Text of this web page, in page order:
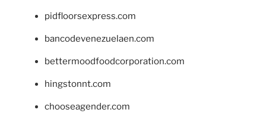
pidfloorsexpress.com
bancodevenezuelaen.com
bettermoodfoodcorporation.com
hingstonnt.com
chooseagender.com